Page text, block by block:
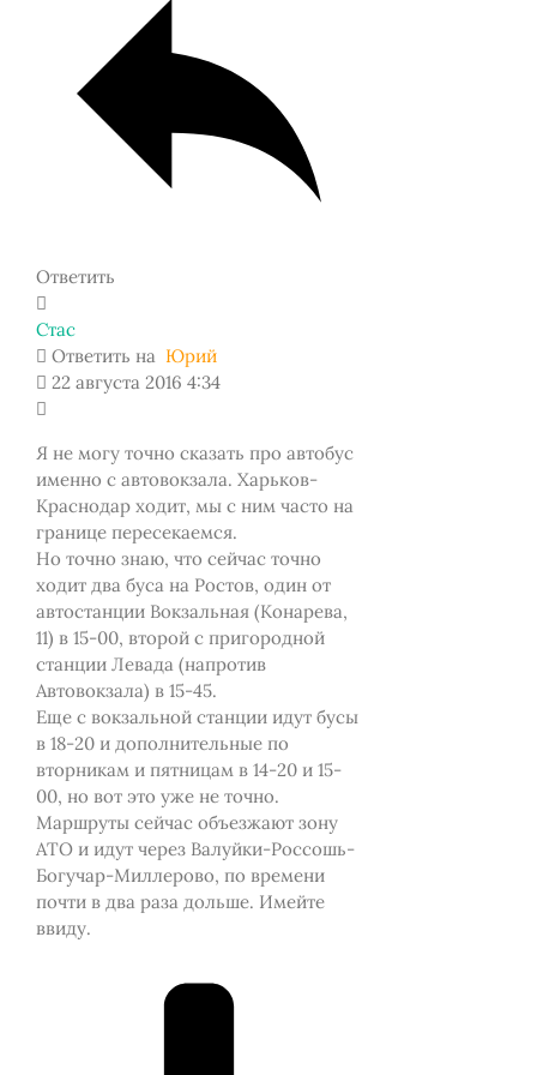
Ответить
Стас
Ответить на Юрий
22 августа 2016 4:34
Я не могу точно сказать про автобус
именно с автовокзала. Харьков-
Краснодар ходит, мы с ним часто на
границе пересекаемся.
Но точно знаю, что сейчас точно
ходит два буса на Ростов, один от
автостанции Вокзальная (Конарева,
11) в 15-00, второй с пригородной
станции Левада (напротив
Автовокзала) в 15-45.
Еще с вокзальной станции идут бусы
в 18-20 и дополнительные по
вторникам и пятницам в 14-20 и 15-
00, но вот это уже не точно.
Маршруты сейчас объезжают зону
АТО и идут через Валуйки-Россошь-
Богучар-Миллерово, по времени
почти в два раза дольше. Имейте
ввиду.